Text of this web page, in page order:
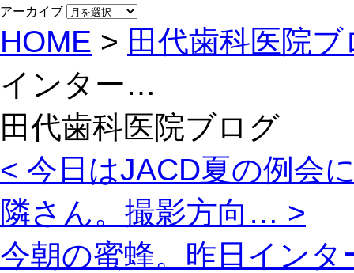
アーカイブ
HOME > 田代歯科医院ブ
インター…
田代歯科医院ブログ
< 今日はJACD夏の例会
隣さん。撮影方向… >
今朝の蜜蜂。昨日イン